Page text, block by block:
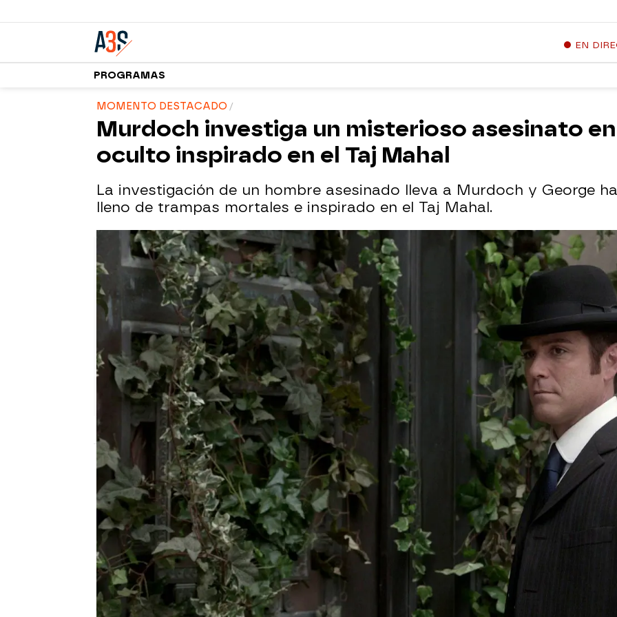
EN
PROGRAMAS
MOMENTO DESTACADO
Murdoch investiga un misterioso asesinato
oculto inspirado en el Taj Mahal
La investigación de un hombre asesinado lleva a Murdoch y George
lleno de trampas mortales e inspirado en el Taj Mahal.
atreseries
Publicado:26 de mayo de 2026, 17:30
WhatsappFacebook
X
Encuentran el cadáver de un hombre turco en el ríocon una
flecha clavada en la frente.El detective William Murdoch se
hace cargo de la investigación
junto a su inseparable ayudante
George Crabtree.
Las pistas halladas en un recibo encontrado en la chaqueta del